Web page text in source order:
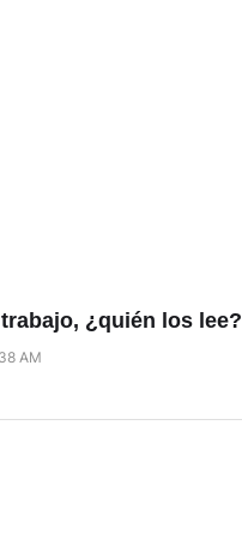
¿quién los lee?
AM